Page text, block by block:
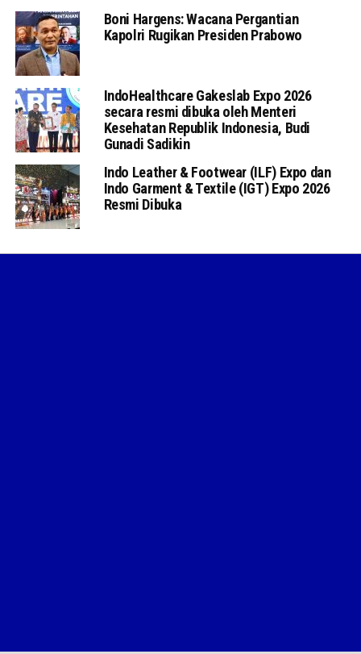
Boni Hargens: Wacana Pergantian
Kapolri Rugikan Presiden Prabowo
IndoHealthcare Gakeslab Expo 2026
secara resmi dibuka oleh Menteri
Kesehatan Republik Indonesia, Budi
Gunadi Sadikin
Indo Leather & Footwear (ILF) Expo dan
Indo Garment & Textile (IGT) Expo 2026
Resmi Dibuka